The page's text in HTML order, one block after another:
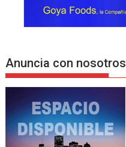
Anuncia con nosotros